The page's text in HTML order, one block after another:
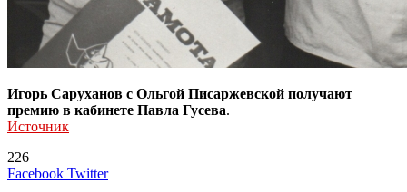
Игорь Саруханов с Ольгой Писаржевской получают
премию в кабинете Павла Гусева.
Источник
226
Facebook TwitterLinkedIn
Tumblr
Reddit
Вконтакте
Одноклассники
Skype
Messenger
Messenger
WhatsApp
Telegram
Viber
Line
Поделиться
Печатать